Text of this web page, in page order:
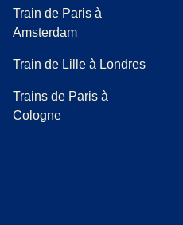
Train de Paris à
Amsterdam
Train de Lille à Londres
Trains de Paris à
Cologne